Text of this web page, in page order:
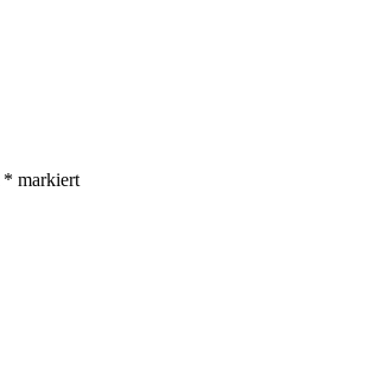
* markiert